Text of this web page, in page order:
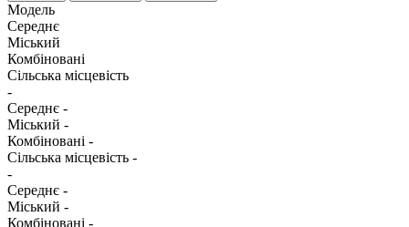
Модель
Середнє
Міський
Комбіновані
Сільська місцевість
-
Середнє -
Міський -
Комбіновані -
Сільська місцевість -
-
Середнє -
Міський -
Комбіновані -